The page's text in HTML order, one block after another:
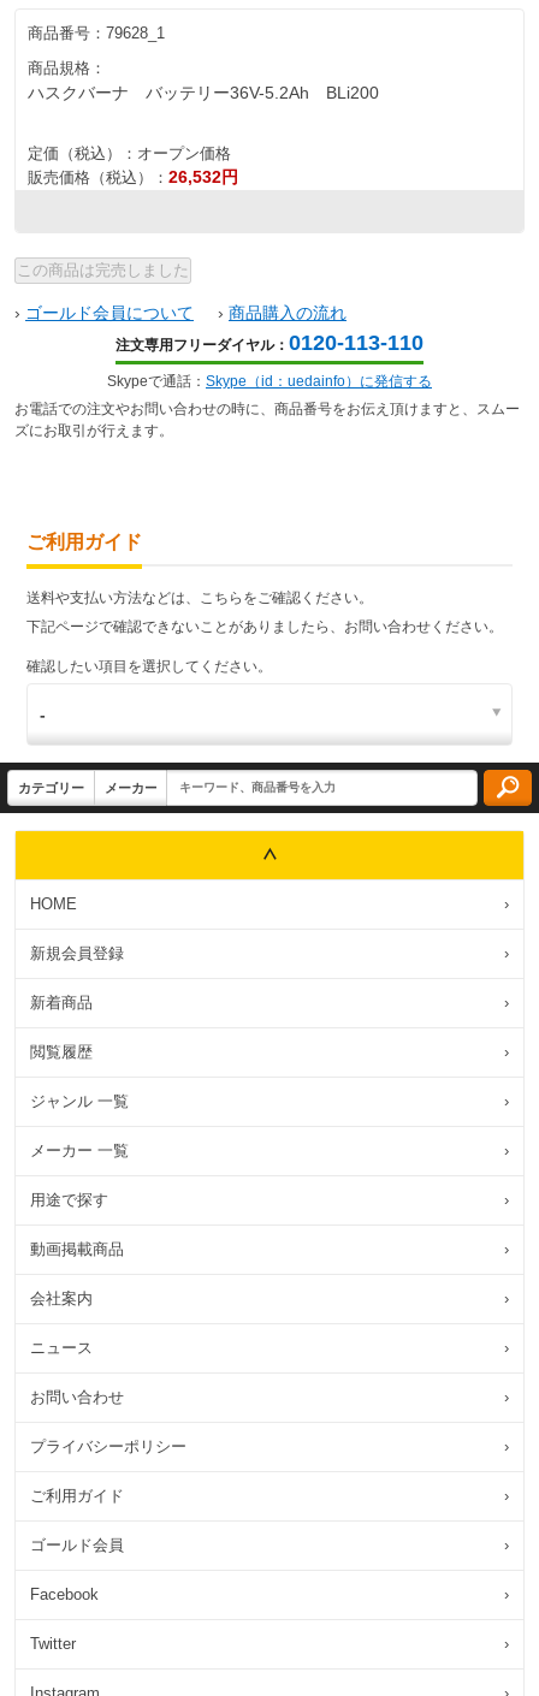
商品番号： 79628_1
商品規格：
ハスクバーナ バッテリー36V-5.2Ah BLi200
定価（税込）： オープン価格
販売価格（税込）： 26,532円
› ゴールド会員について › 商品購入の流れ
注文専用フリーダイヤル： 0120-113-110
Skypeで通話： Skype（id：uedainfo）に発信する
お電話での注文やお問い合わせの時に、商品番号をお伝え頂けますと、スムー
ズにお取引が行えます。
ご利用ガイド
送料や支払い方法などは、こちらをご確認ください。
下記ページで確認できないことがありましたら、お問い合わせください。
確認したい項目を選択してください。
HOME ›
新規会員登録 ›
新着商品 ›
閲覧履歴 ›
ジャンル 一覧 ›
メーカー 一覧 ›
用途で探す ›
動画掲載商品 ›
会社案内 ›
ニュース ›
お問い合わせ ›
プライバシーポリシー ›
ご利用ガイド ›
ゴールド会員 ›
Facebook ›
Twitter ›